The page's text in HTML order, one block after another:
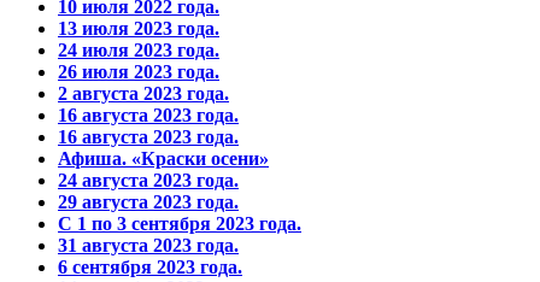
10 июля 2022 года.
13 июля 2023 года.
24 июля 2023 года.
26 июля 2023 года.
2 августа 2023 года.
16 августа 2023 года.
16 августа 2023 года.
Афиша. «Краски осени»
24 августа 2023 года.
29 августа 2023 года.
С 1 по 3 сентября 2023 года.
31 августа 2023 года.
6 сентября 2023 года.